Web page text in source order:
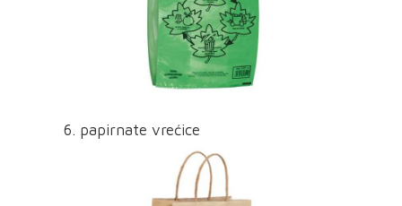
6. papirnate vrećice